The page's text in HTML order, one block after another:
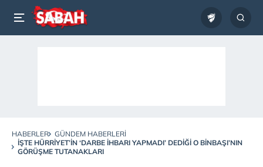
HABERLER
GÜNDEM HABERLERI
İŞTE HÜRRIYET’IN ‘DARBE IHBARI YAPMADI’ DEDIĞI O BINBAŞI’NIN
GÖRÜŞME TUTANAKLARI